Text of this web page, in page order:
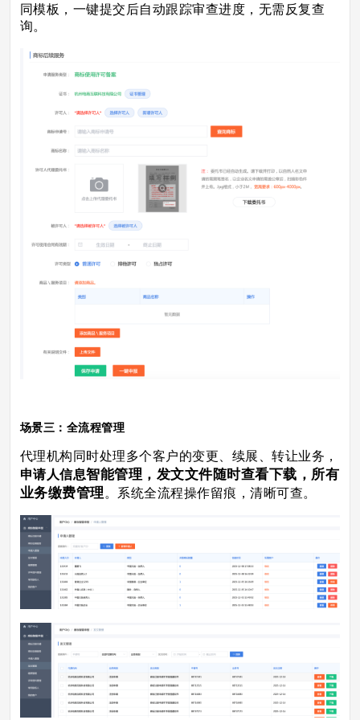
同模板，一键提交后自动跟踪审查进度，无需反复查
询。
场景三：全流程管理
代理机构同时处理多个客户的变更、续展、转让业务，
申请人信息智能管理，发文文件随时查看下载，所有
业务缴费管理 。系统全流程操作留痕，清晰可查。